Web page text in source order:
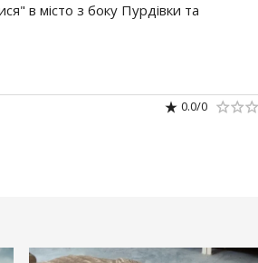
в місто з боку Пурдівки та
0.0/0